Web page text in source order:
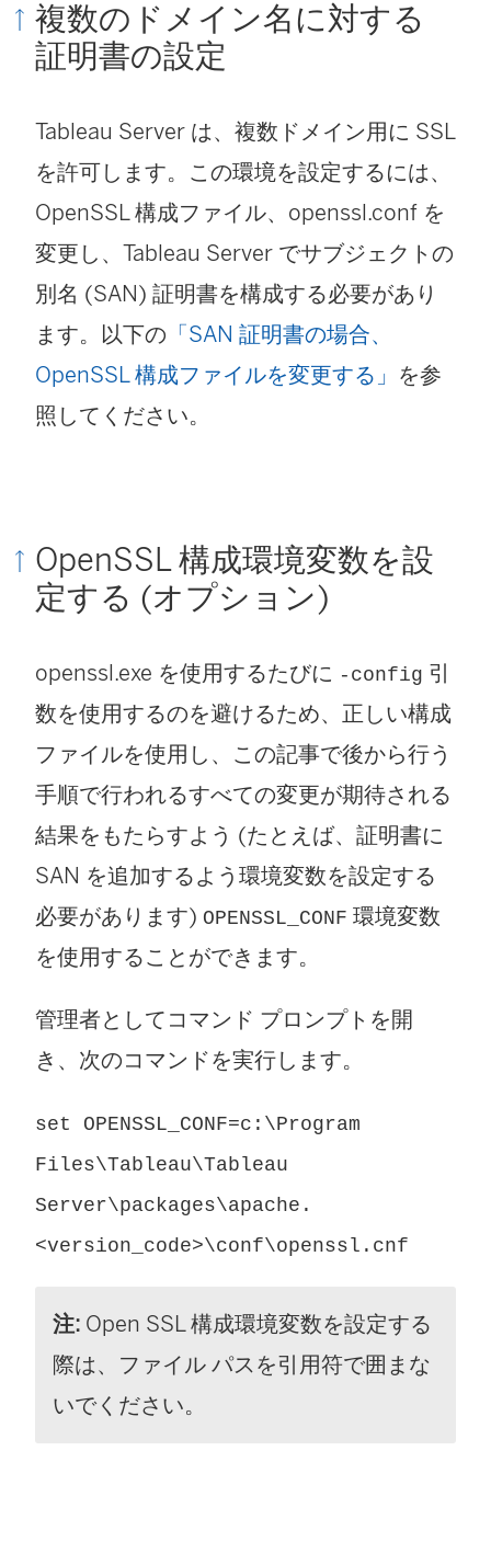
複数のドメイン名に対する
証明書の設定
Tableau Server は、複数ドメイン用に SSL
を許可します。この環境を設定するには、
OpenSSL 構成ファイル、openssl.conf を
変更し、Tableau Server でサブジェクトの
別名 (SAN) 証明書を構成する必要があり
ます。以下の 「SAN 証明書の場合、
OpenSSL 構成ファイルを変更する」 を参
照してください。
OpenSSL 構成環境変数を設
定する (オプション)
openssl.exe を使用するたびに -config 引
数を使用するのを避けるため、正しい構成
ファイルを使用し、この記事で後から行う
手順で行われるすべての変更が期待される
結果をもたらすよう (たとえば、証明書に
SAN を追加するよう環境変数を設定する
必要があります) OPENSSL_CONF 環境変数
を使用することができます。
管理者としてコマンド プロンプトを開
き、次のコマンドを実行します。
set OPENSSL_CONF=c:\Program
Files\Tableau\Tableau
Server\packages\apache.
<version_code>\conf\openssl.cnf
注: Open SSL 構成環境変数を設定する
際は、ファイル パスを引用符で囲まな
いでください。